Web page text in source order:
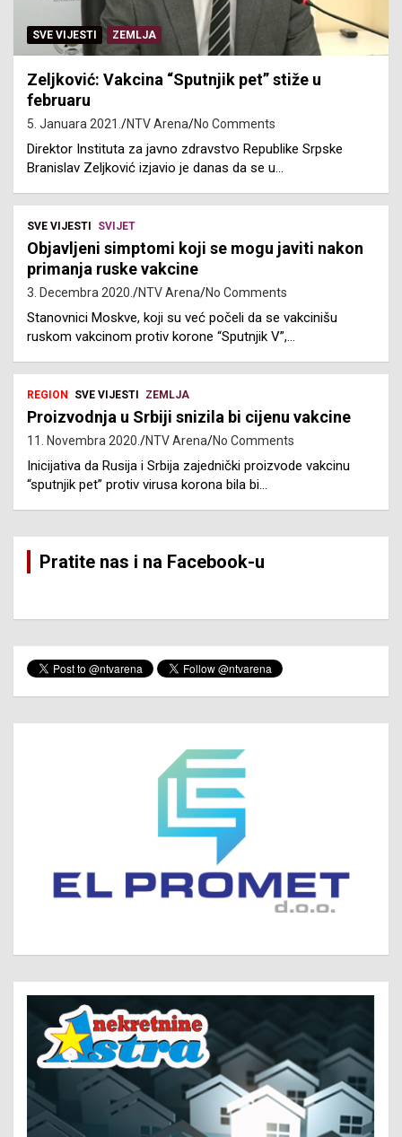
SVE VIJESTI ZEMLJA
Zeljković: Vakcina “Sputnjik pet” stiže u
februaru
5. Januara 2021. NTV Arena No Comments
Direktor Instituta za javno zdravstvo Republike Srpske
Branislav Zeljković izjavio je danas da se u…
SVE VIJESTI SVIJET
Objavljeni simptomi koji se mogu javiti nakon
primanja ruske vakcine
3. Decembra 2020. NTV Arena No Comments
Stanovnici Moskve, koji su već počeli da se vakcinišu
ruskom vakcinom protiv korone “Sputnjik V”,…
REGION SVE VIJESTI ZEMLJA
Proizvodnja u Srbiji snizila bi cijenu vakcine
11. Novembra 2020. NTV Arena No Comments
Inicijativa da Rusija i Srbija zajednički proizvode vakcinu
“sputnjik pet” protiv virusa korona bila bi…
Pratite nas i na Facebook-u